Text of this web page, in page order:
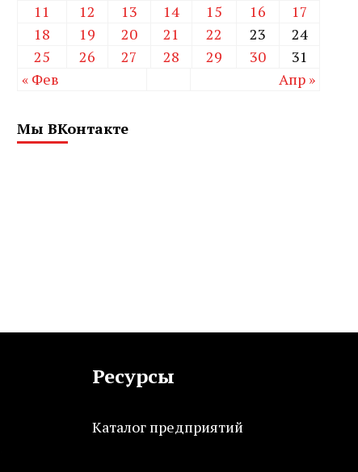
11
12 13 14 15 16
17
18
19 20 21 22 23
24
25
26 27 28 29 30
31
« Фев
Апр »
Мы ВКонтакте
Ресурсы
Каталог предприятий